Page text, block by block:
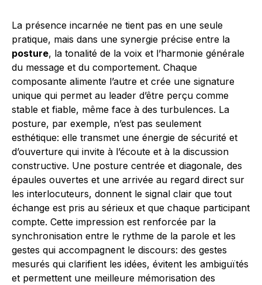
La présence incarnée ne tient pas en une seule
pratique, mais dans une synergie précise entre la
posture, la tonalité de la voix et l’harmonie générale
du message et du comportement. Chaque
composante alimente l’autre et crée une signature
unique qui permet au leader d’être perçu comme
stable et fiable, même face à des turbulences. La
posture, par exemple, n’est pas seulement
esthétique: elle transmet une énergie de sécurité et
d’ouverture qui invite à l’écoute et à la discussion
constructive. Une posture centrée et diagonale, des
épaules ouvertes et une arrivée au regard direct sur
les interlocuteurs, donnent le signal clair que tout
échange est pris au sérieux et que chaque participant
compte. Cette impression est renforcée par la
synchronisation entre le rythme de la parole et les
gestes qui accompagnent le discours: des gestes
mesurés qui clarifient les idées, évitent les ambiguïtés
et permettent une meilleure mémorisation des